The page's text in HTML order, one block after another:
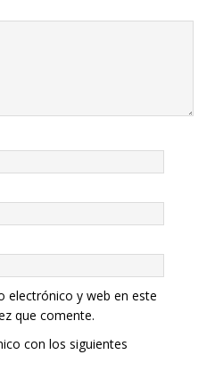
electrónico y web en este
que comente.
con los siguientes